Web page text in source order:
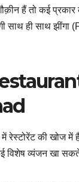
हैं तो कई
साथ ही साथ झींगा
रेस्टोरेंट की खोज में
विशेष व्यंजन खा